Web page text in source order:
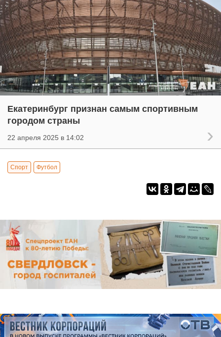
Екатеринбург признан самым спортивным
городом страны
22 апреля 2025 в 14:02
Спорт Футбол